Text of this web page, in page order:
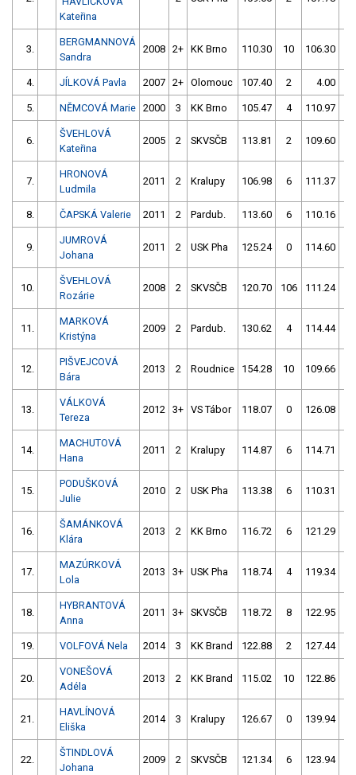
Kateřina
3.
BERGMANNOVÁ
Sandra
2008 2+ KK Brno 110.30 10 106.30
4. JÍLKOVÁ Pavla 2007 2+ Olomouc 107.40 2 4.00
5. NĚMCOVÁ Marie 2000 3 KK Brno 105.47 4 110.97
6.
ŠVEHLOVÁ
Kateřina
2005 2 SKVSČB 113.81 2 109.60
7.
HRONOVÁ
Ludmila
2011 2 Kralupy 106.98 6 111.37
8. ČAPSKÁ Valerie 2011 2 Pardub. 113.60 6 110.16
9.
JUMROVÁ
Johana
2011 2 USK Pha 125.24 0 114.60
10.
ŠVEHLOVÁ
Rozárie
2008 2 SKVSČB 120.70 106 111.24
11.
MARKOVÁ
Kristýna
2009 2 Pardub. 130.62 4 114.44
12.
PIŠVEJCOVÁ
Bára
2013 2 Roudnice 154.28 10 109.66
13.
VÁLKOVÁ
Tereza
2012 3+ VS Tábor 118.07 0 126.08
14.
MACHUTOVÁ
Hana
2011 2 Kralupy 114.87 6 114.71
15.
PODUŠKOVÁ
Julie
2010 2 USK Pha 113.38 6 110.31
16.
ŠAMÁNKOVÁ
Klára
2013 2 KK Brno 116.72 6 121.29
17.
MAZÚRKOVÁ
Lola
2013 3+ USK Pha 118.74 4 119.34
18.
HYBRANTOVÁ
Anna
2011 3+ SKVSČB 118.72 8 122.95
19. VOLFOVÁ Nela 2014 3 KK Brand 122.88 2 127.44
20.
VONEŠOVÁ
Adéla
2013 2 KK Brand 115.02 10 122.86
21.
HAVLÍNOVÁ
Eliška
2014 3 Kralupy 126.67 0 139.94
22.
ŠTINDLOVÁ
Johana
2009 2 SKVSČB 121.34 6 123.94